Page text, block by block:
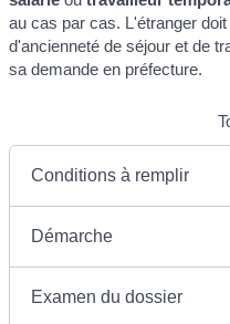
au cas par cas. L'étranger
d'ancienneté de séjour et de
sa demande en préfecture.
Conditions à remplir
Démarche
Examen du dossier